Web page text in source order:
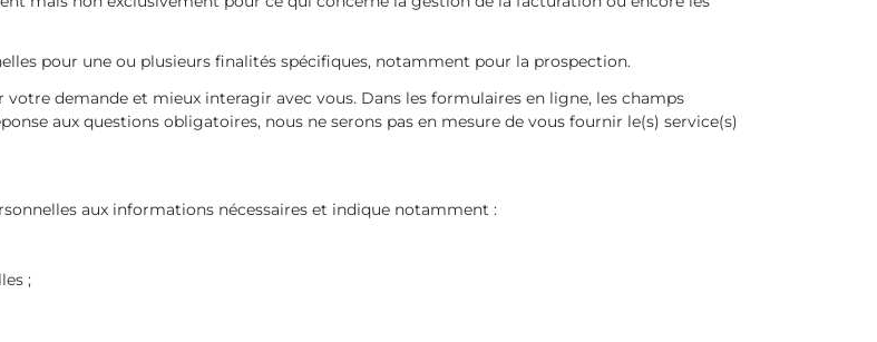
pour une ou plusieurs finalités spécifiques, notamment pour la prospection.
demande et mieux interagir avec vous. Dans les formulaires en ligne, les champs
aux questions obligatoires, nous ne serons pas en mesure de vous fournir le(s) service(s)
aux informations nécessaires et indique notamment :
;